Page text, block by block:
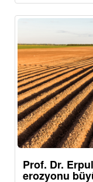
Prof. Dr.
erozyonu